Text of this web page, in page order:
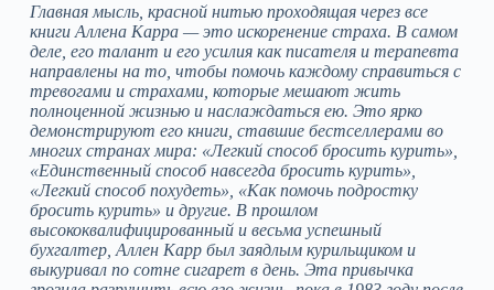
Главная мысль, красной нитью проходящая через все
книги Аллена Карра — это искоренение страха. В самом
деле, его талант и его усилия как писателя и терапевта
направлены на то, чтобы помочь каждому справиться с
тревогами и страхами, которые мешают жить
полноценной жизнью и наслаждаться ею. Это ярко
демонстрируют его книги, ставшие бестселлерами во
многих странах мира: «Легкий способ бросить курить»,
«Единственный способ навсегда бросить курить»,
«Легкий способ похудеть», «Как помочь подростку
бросить курить» и другие. В прошлом
высококвалифицированный и весьма успешный
бухгалтер, Аллен Карр был заядлым курильщиком и
выкуривал по сотне сигарет в день. Эта привычка